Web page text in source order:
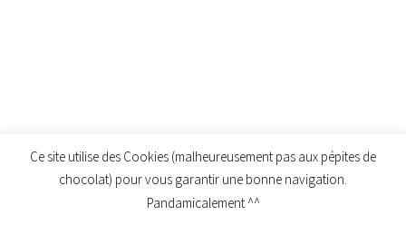
Ce site utilise des Cookies (malheureusement pas aux pépites de
chocolat) pour vous garantir une bonne navigation.
Pandamicalement ^^